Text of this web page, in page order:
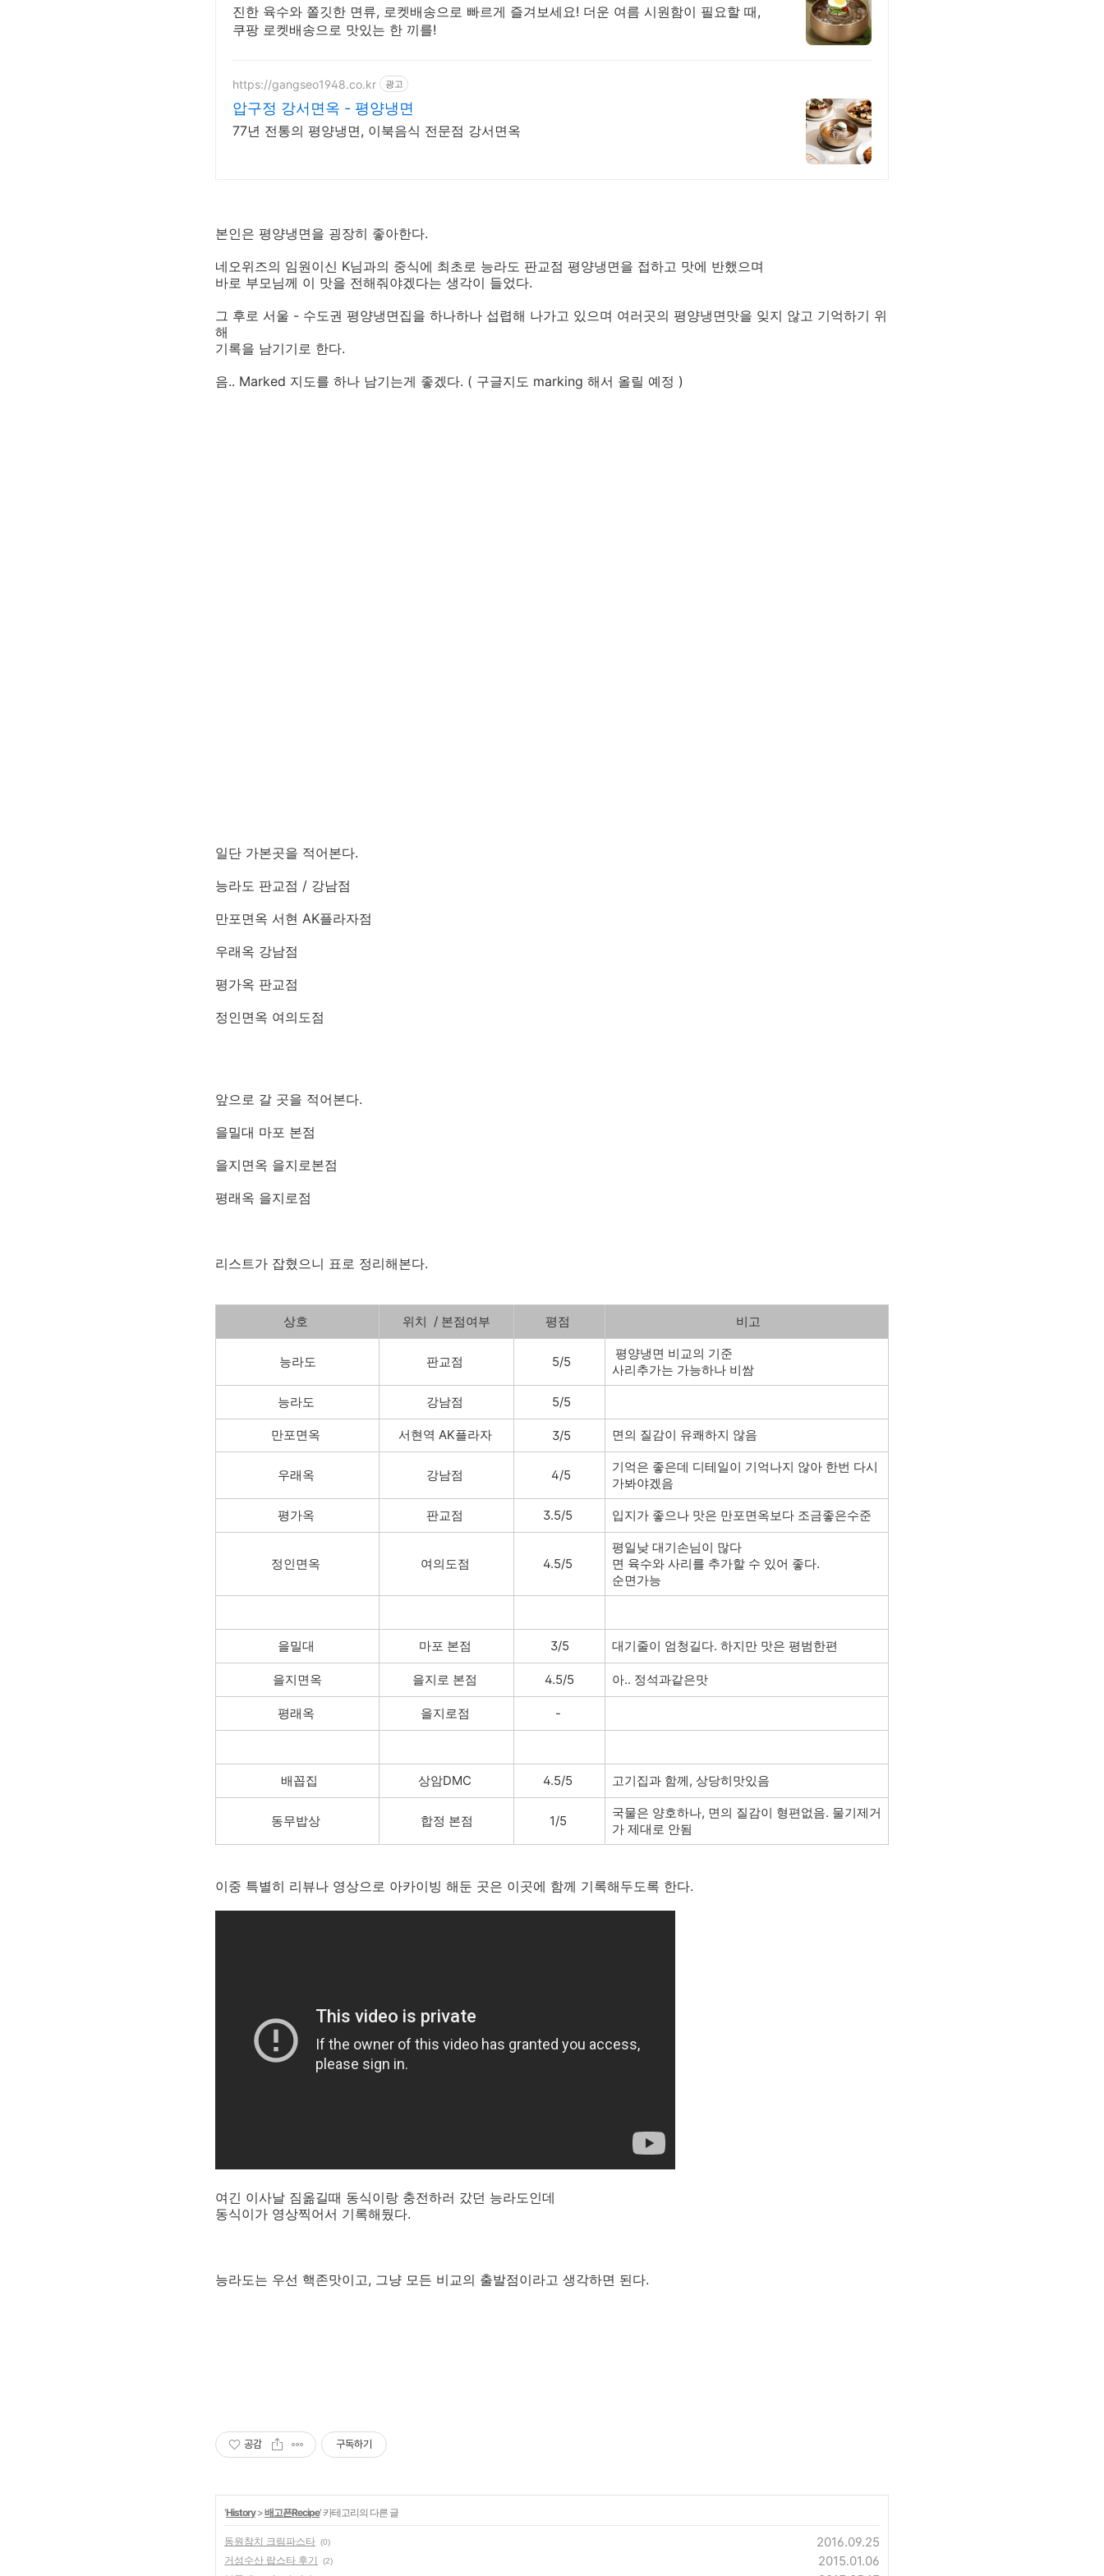
진한 육수와 쫄깃한 면류, 로켓배송으로 빠르게 즐겨보세요! 더운 여름 시원함이 필요할 때,
쿠팡 로켓배송으로 맛있는 한 끼를!
https://gangseo1948.co.kr 광고
압구정 강서면옥 - 평양냉면
77년 전통의 평양냉면, 이북음식 전문점 강서면옥
본인은 평양냉면을 굉장히 좋아한다.
네오위즈의 임원이신 K님과의 중식에 최초로 능라도 판교점 평양냉면을 접하고 맛에 반했으며
바로 부모님께 이 맛을 전해줘야겠다는 생각이 들었다.
그 후로 서울 - 수도권 평양냉면집을 하나하나 섭렵해 나가고 있으며 여러곳의 평양냉면맛을 잊지 않고 기억하기 위
해
기록을 남기기로 한다.
음.. Marked 지도를 하나 남기는게 좋겠다. ( 구글지도 marking 해서 올릴 예정 )
일단 가본곳을 적어본다.
능라도 판교점 / 강남점
만포면옥 서현 AK플라자점
우래옥 강남점
평가옥 판교점
정인면옥 여의도점
앞으로 갈 곳을 적어본다.
을밀대 마포 본점
을지면옥 을지로본점
평래옥 을지로점
리스트가 잡혔으니 표로 정리해본다.
상호 위치 / 본점여부 평점 비고
능라도 판교점 5/5
평양냉면 비교의 기준
사리추가는 가능하나 비쌈
능라도 강남점 5/5
만포면옥 서현역 AK플라자 3/5 면의 질감이 유쾌하지 않음
우래옥 강남점 4/5
기억은 좋은데 디테일이 기억나지 않아 한번 다시
가봐야겠음
평가옥 판교점 3.5/5 입지가 좋으나 맛은 만포면옥보다 조금좋은수준
정인면옥 여의도점 4.5/5
평일낮 대기손님이 많다
면 육수와 사리를 추가할 수 있어 좋다.
순면가능
을밀대 마포 본점 3/5 대기줄이 엄청길다. 하지만 맛은 평범한편
을지면옥 을지로 본점 4.5/5 아.. 정석과같은맛
평래옥 을지로점 -
배꼽집 상암DMC 4.5/5 고기집과 함께, 상당히맛있음
동무밥상 합정 본점 1/5
국물은 양호하나, 면의 질감이 형편없음. 물기제거
가 제대로 안됨
이중 특별히 리뷰나 영상으로 아카이빙 해둔 곳은 이곳에 함께 기록해두도록 한다.
여긴 이사날 짐옮길때 동식이랑 충전하러 갔던 능라도인데
동식이가 영상찍어서 기록해뒀다.
능라도는 우선 핵존맛이고, 그냥 모든 비교의 출발점이라고 생각하면 된다.
공감 구독하기
'History>배고픈Recipe' 카테고리의 다른 글
동원참치 크림파스타 (0) 2016.09.25
거성수산 랍스타 후기 (2) 2015.01.06